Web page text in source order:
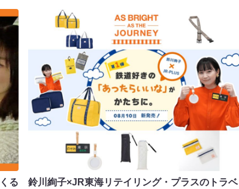
る
鈴川絢子×JR東海リテイリング・プラスのトラベ